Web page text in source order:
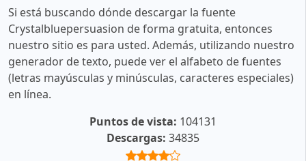
Si está buscando dónde descargar la fuente
Crystalbluepersuasion de forma gratuita, entonces
nuestro sitio es para usted. Además, utilizando nuestro
generador de texto, puede ver el alfabeto de fuentes
(letras mayúsculas y minúsculas, caracteres especiales)
en línea.
Puntos de vista: 104131
Descargas: 34835